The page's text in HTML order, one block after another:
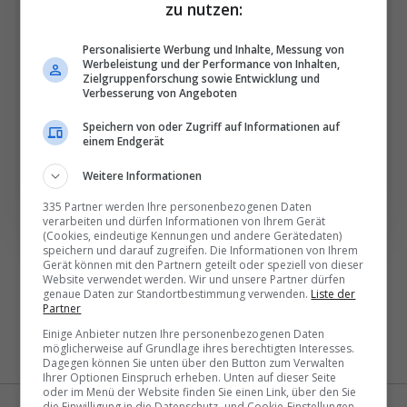
besten News direkt in
Ihr E‑Mail-Postfach
Täglich oder wöchentlich, mit mehr Insights oder
weniger. Bei Travel­news haben Sie die Wahl.
zu nutzen:
Personalisierte Werbung und Inhalte, Messung von
Werbeleistung und der Performance von Inhalten,
Zielgruppenforschung sowie Entwicklung und
Verbesserung von Angeboten
Speichern von oder Zugriff auf Informationen auf
einem Endgerät
Weitere Informationen
335 Partner werden Ihre personenbezogenen Daten
verarbeiten und dürfen Informationen von Ihrem Gerät
(Cookies, eindeutige Kennungen und andere Gerätedaten)
speichern und darauf zugreifen. Die Informationen von Ihrem
Gerät können mit den Partnern geteilt oder speziell von dieser
Website verwendet werden. Wir und unsere Partner dürfen
genaue Daten zur Standortbestimmung verwenden. Liste der
Partner
Einige Anbieter nutzen Ihre personenbezogenen Daten
möglicherweise auf Grundlage ihres berechtigten Interesses.
Dagegen können Sie unten über den Button zum Verwalten
Ihrer Optionen Einspruch erheben. Unten auf dieser Seite
oder im Menü der Website finden Sie einen Link, über den Sie